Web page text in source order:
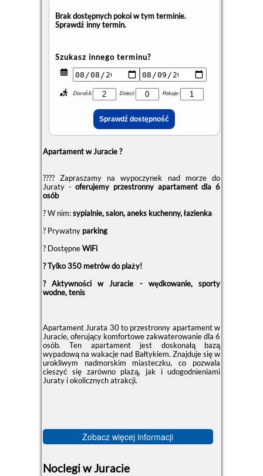
Brak dostępnych pokoi w tym terminie.
Sprawdź inny termin.
Szukasz innego terminu?
Dorośli: Dzieci: Pokoje:
Apartament w Juracie ?
?‍?‍?‍? Zapraszamy na wypoczynek nad morze do
Juraty - oferujemy przestronny apartament dla 6
osób
? W nim:sypialnie, salon, aneks kuchenny, łazienka
?️ Prywatnyparking
? DostępneWiFi
? Tylko 350 metrów do plaży!
? Aktywności w Juracie - wędkowanie, sporty
wodne, tenis
Apartament Jurata 30 to przestronny apartament w
Juracie, oferujący komfortowe zakwaterowanie dla 6
osób. Ten apartament jest doskonałą bazą
wypadową na wakacje nad Bałtykiem. Znajduje się w
urokliwym nadmorskim miasteczku, co pozwala
cieszyć się zarówno plażą, jak i udogodnieniami
Juraty i okolicznych atrakcji.
Zobacz więcej informacji
Noclegi w Juracie